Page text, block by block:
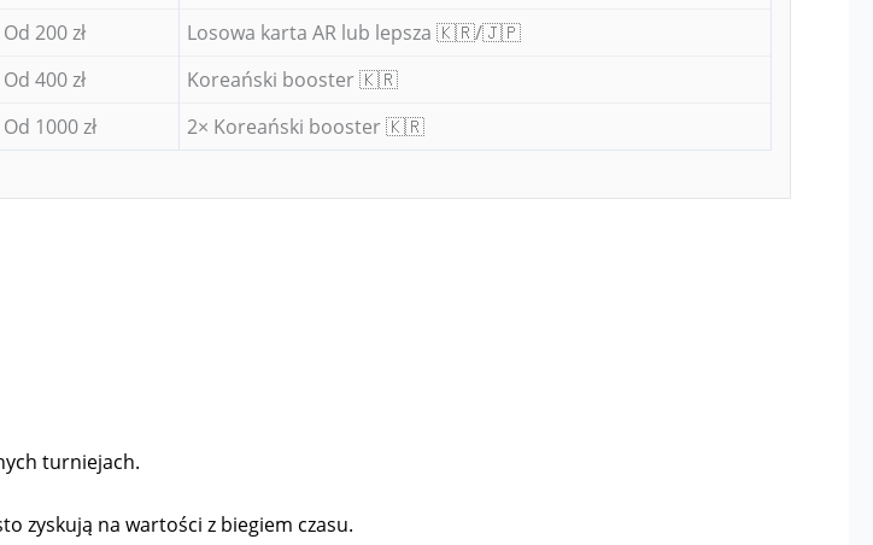
Od 200 zł
Losowa karta AR lub lepsza 🇰🇷/🇯🇵
Od 400 zł
Koreański booster 🇰🇷
Od 1000 zł
2× Koreański booster 🇰🇷
turniejach.
zyskują na wartości z biegiem czasu.